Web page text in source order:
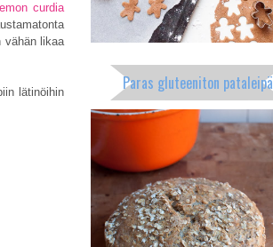
curdia
vähän likaa
lätinöihin
Paras gluteeniton pataleipä